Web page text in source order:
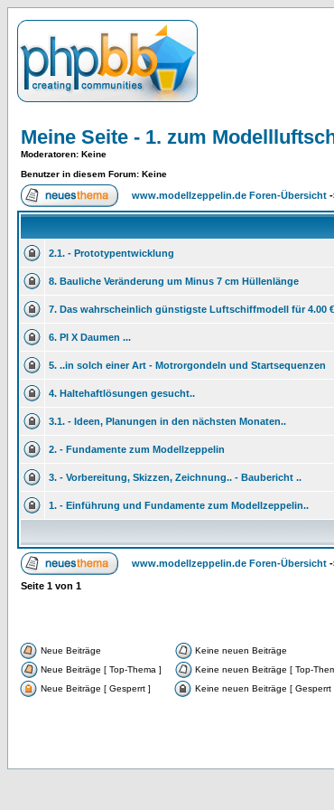
Meine Seite - 1. zum
Moderatoren: Keine
Benutzer in diesem Forum: Keine
www.modellzeppelin.de Foren-Übersicht
2.1. - Prototypentwicklung
8. Bauliche Veränderung um Minus 7 cm Hüllenlänge
7. Das wahrscheinlich günstigste Luftschiffmodell für 4.00 €
6. PI X Daumen ...
5. ..in solch einer Art - Motrorgondeln und Startsequenzen
4. Haltehaftlösungen gesucht..
3.1. - Ideen, Planungen in den nächsten Monaten..
2. - Fundamente zum Modellzeppelin
3. - Vorbereitung, Skizzen, Zeichnung.. - Baubericht ..
1. - Einführung und Fundamente zum Modellzeppelin..
www.modellzeppelin.de Foren-Übersicht
Seite 1 von 1
Neue Beiträge Keine neuen Beiträge
Neue Beiträge [ Top-Thema ]
Keine neuen Beiträge [ Top-
Neue Beiträge [ Gesperrt ]
Keine neuen Beiträge [ Gesperrt